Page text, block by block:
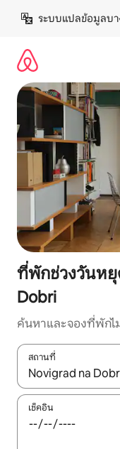
เนื้อหา
ระบบแปลข้อมูลบ
ที่พักช่วงวันหยุ
Dobri
ค้นหาและจองที่พักไ
สถานที่
ใช้ลูกศรขึ้นลง หรือใ
เช็คอิน